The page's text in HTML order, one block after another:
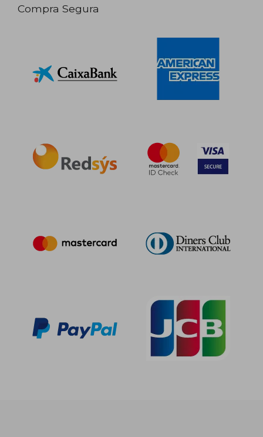
Compra Segura